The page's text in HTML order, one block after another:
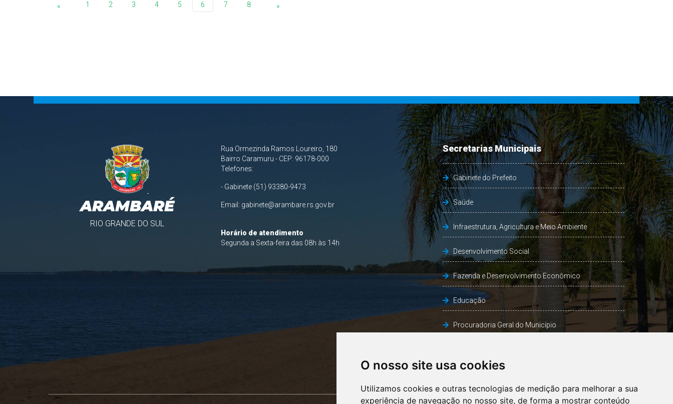
O nosso site usa cookies
Utilizamos cookies e outras tecnologias de medição para melhorar a sua
experiência de navegação no nosso site, de forma a mostrar conteúdo
« 1 2 3 4 5 6 7 8 »
ARAMBARÉ
RIO GRANDE DO SUL
Rua Ormezinda Ramos Loureiro, 180
Bairro Caramuru - CEP: 96178-000
Telefones:
- Gabinete (51) 93380-9473
Email: gabinete@arambare.rs.gov.br
Horário de atendimento
Segunda a Sexta-feira das 08h às 14h
Secretarias Municipais
Gabinete do Prefeito
Saúde
Infraestrutura, Agricultura e Meio Ambiente
Desenvolvimento Social
Fazenda e Desenvolvimento Econômico
Educação
Procuradoria Geral do Município